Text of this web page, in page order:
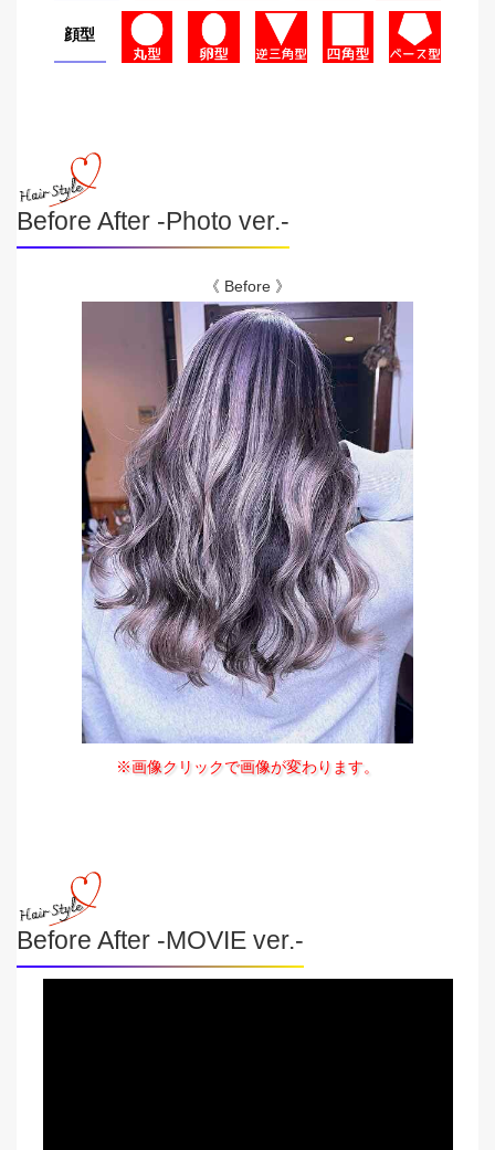
顔型
Before After -Photo ver.-
《 Before 》
※画像クリックで画像が変わります。
Before After -MOVIE ver.-